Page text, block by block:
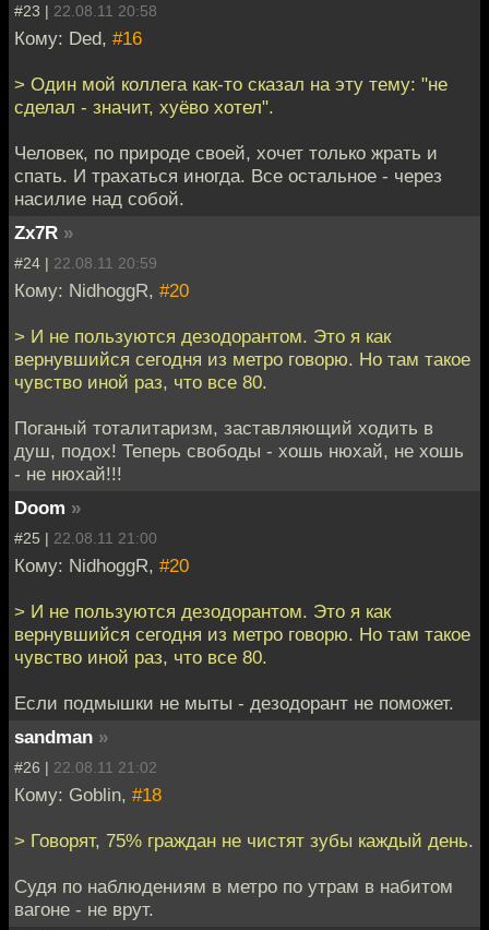
#23 | 22.08.11 20:58
Кому: Ded, #16
> Один мой коллега как-то сказал на эту тему: "не
сделал - значит, хуёво хотел".
Человек, по природе своей, хочет только жрать и
спать. И трахаться иногда. Все остальное - через
насилие над собой.
Zx7R »
#24 | 22.08.11 20:59
Кому: NidhoggR, #20
> И не пользуются дезодорантом. Это я как
вернувшийся сегодня из метро говорю. Но там такое
чувство иной раз, что все 80.
Поганый тоталитаризм, заставляющий ходить в
душ, подох! Теперь свободы - хошь нюхай, не хошь
- не нюхай!!!
Doom »
#25 | 22.08.11 21:00
Кому: NidhoggR, #20
> И не пользуются дезодорантом. Это я как
вернувшийся сегодня из метро говорю. Но там такое
чувство иной раз, что все 80.
Если подмышки не мыты - дезодорант не поможет.
sandman »
#26 | 22.08.11 21:02
Кому: Goblin, #18
> Говорят, 75% граждан не чистят зубы каждый день.
Судя по наблюдениям в метро по утрам в набитом
вагоне - не врут.